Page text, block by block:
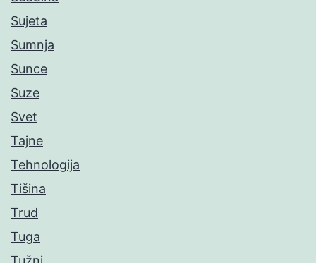
Sujeta
Sumnja
Sunce
Suze
Svet
Tajne
Tehnologija
Tišina
Trud
Tuga